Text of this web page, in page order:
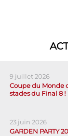
9 juillet 2026
Coupe du Monde
stades du Final 8 !
23 juin 2026
GARDEN PARTY